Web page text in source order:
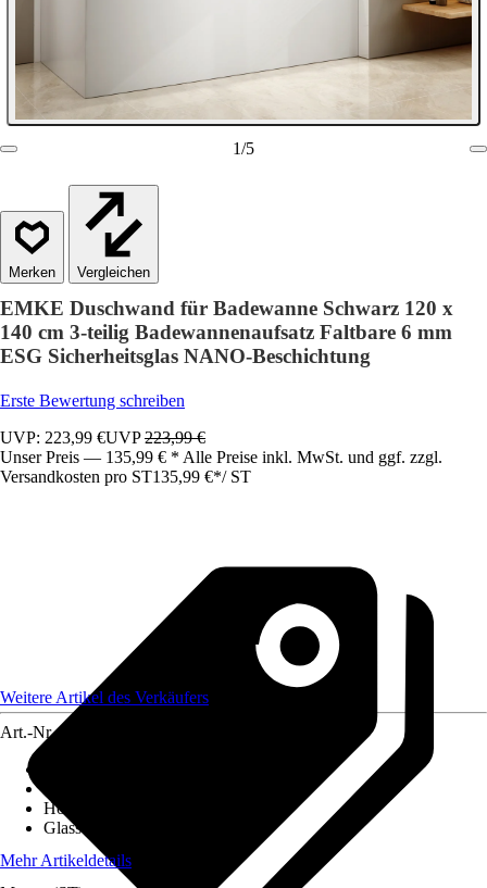
1/5
Vergleichen
EMKE Duschwand für Badewanne Schwarz 120 x
140 cm 3-teilig Badewannenaufsatz Faltbare 6 mm
ESG Sicherheitsglas NANO-Beschichtung
Erste Bewertung schreiben
UVP: 223,99 €UVP223,99 €
Unser Preis — 135,99 € * Alle Preise inkl. MwSt. und ggf. zzgl.
Versandkosten pro ST135,99 €*/ ST
Weitere Artikel des Verkäufers
Art.-Nr. 12307974
Höhe
Glasstärke
Mehr Artikeldetails